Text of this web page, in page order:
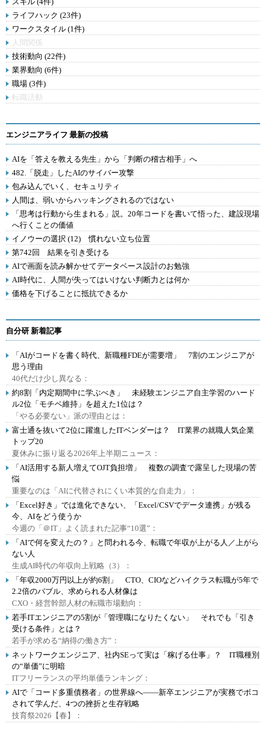
ライフハック (23件)
ワークスタイル (1件)
人間関係
技術動向 (22件)
業界動向 (6件)
職場 (3件)
転職活動
エンジニアライフ 最新の投稿
AIを「答えを教える先生」から「判断の稽古相手」へ
482.「脱走」したAIのサイバー攻撃
包み込んでいく、セキュリティ
人間は、弱いからハッキングされるのではない
「思考は行動から生まれる」説。20年コードを書いて悟った、建設現場
へ行くことの価値
イノウーの選択 (12) 慣れない立ち位置
第742回 結果を引き受ける
AIで画面を読み解かせてデータベース設計のお勉強
AI時代に、人間が失ってはいけない判断力とは何か
価格を下げることに抵抗できるか
自分研 新着記事
「AIがコードを書く時代、新職種FDEが需要増」 7割のエンジニアが
思う理由
40代だけ少し異なる：
約8割「内定期間中に学ぶべき」 未経験エンジニア自主学習のハード
ル2位「モチベ維持」を超えた1位は？
「やる必要ない」派の理由とは：
富士通を抜いて2位に躍進したITベンダーは？ IT業界の就職人気企業
トップ20
夏休みに振り返る2026年上半期ニュース：
「AI活用する新人増えてOJT負担増」 複数の調査で露呈した現場の苦
悩
重要なのは「AIに代替されにくい本質的な自走力」：
「Excel好き」では進化できない、「Excel/CSVでデータ連携」が残る
今、AIをどう使うか
今週の「＠IT」よく読まれた記事“10選”：
「AIで何を変えたの？」と問われる今、転職で年収が上がる人／上がら
ない人
生成AI時代の年収向上戦略（3）：
「年収2000万円以上が約6割」 CTO、CIOなどハイクラス転職が5年で
2.2倍のバブル、求められる人材像は
CXO・経営幹部人材の転職市場動向：
若手ITエンジニアの5割が「管理職になりたくない」 それでも「引き
受ける条件」とは？
若手が求める“納得の働き方”：
ネットワークエンジニア、社内SEって実は「稼げる仕事」？ IT職種別
の“単価”に明暗
ITフリーランスの平均単価ランキング：
AIで「コード多重債務者」の世界線へ――新卒エンジニアが実務でボコ
されて学んだ、4つの挫折と生存戦略
技育祭2026【春】：